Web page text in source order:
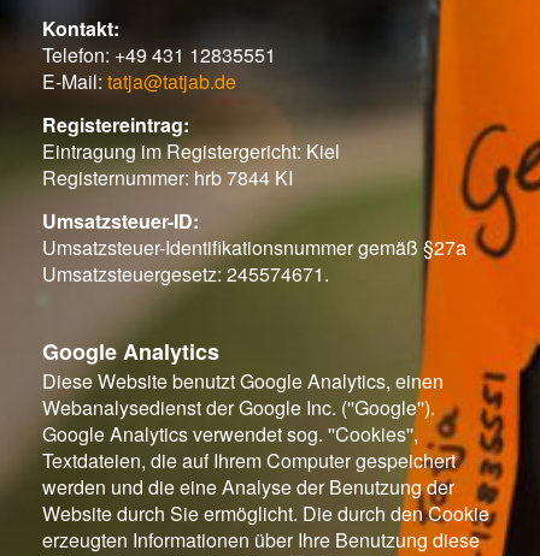
Kontakt:
Telefon: +49 431 12835551
E-Mail: tatja@tatjab.de
Registereintrag:
Eintragung im Registergericht: Kiel
Registernummer: hrb 7844 KI
Umsatzsteuer-ID:
Umsatzsteuer-Identifikationsnummer gemäß §27a
Umsatzsteuergesetz: 245574671.
Google Analytics
Diese Website benutzt Google Analytics, einen
Webanalysedienst der Google Inc. (''Google'').
Google Analytics verwendet sog. ''Cookies'',
Textdateien, die auf Ihrem Computer gespeichert
werden und die eine Analyse der Benutzung der
Website durch Sie ermöglicht. Die durch den Cookie
erzeugten Informationen über Ihre Benutzung diese